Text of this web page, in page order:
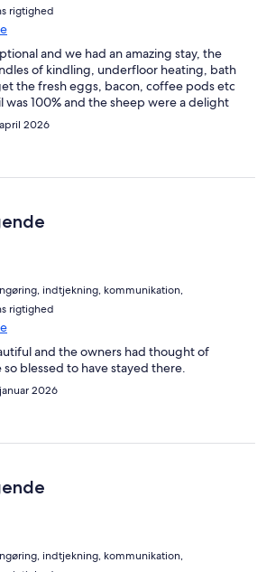
rigtighed
and we had an amazing stay, the
of kindling, underfloor heating, bath
the fresh eggs, bacon, coffee pods etc
100% and the sheep were a delight
2026
indtjekning, kommunikation,
rigtighed
and the owners had thought of
blessed to have stayed there.
2026
indtjekning, kommunikation,